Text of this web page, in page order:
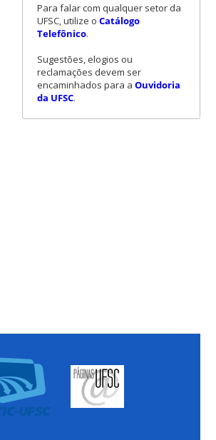
Para falar com qualquer setor da
UFSC, utilize o Catálogo
Telefônico.
Sugestões, elogios ou
reclamações devem ser
encaminhados para a Ouvidoria
da UFSC.